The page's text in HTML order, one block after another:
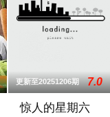
更新至20251206期 7.0
惊人的星期六